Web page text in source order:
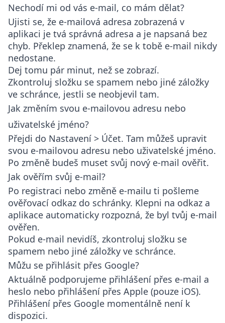
Nechodí mi od vás e-mail, co mám dělat?
Ujisti se, že e-mailová adresa zobrazená v
aplikaci je tvá správná adresa a je napsaná bez
chyb. Překlep znamená, že se k tobě e-mail nikdy
nedostane.
Dej tomu pár minut, než se zobrazí.
Zkontroluj složku se spamem nebo jiné záložky
ve schránce, jestli se neobjevil tam.
Jak změním svou e-mailovou adresu nebo
uživatelské jméno?
Přejdi do Nastavení > Účet. Tam můžeš upravit
svou e-mailovou adresu nebo uživatelské jméno.
Po změně budeš muset svůj nový e-mail ověřit.
Jak ověřím svůj e-mail?
Po registraci nebo změně e-mailu ti pošleme
ověřovací odkaz do schránky. Klepni na odkaz a
aplikace automaticky rozpozná, že byl tvůj e-mail
ověřen.
Pokud e-mail nevidíš, zkontroluj složku se
spamem nebo jiné záložky ve schránce.
Můžu se přihlásit přes Google?
Aktuálně podporujeme přihlášení přes e-mail a
heslo nebo přihlášení přes Apple (pouze iOS).
Přihlášení přes Google momentálně není k
dispozici.